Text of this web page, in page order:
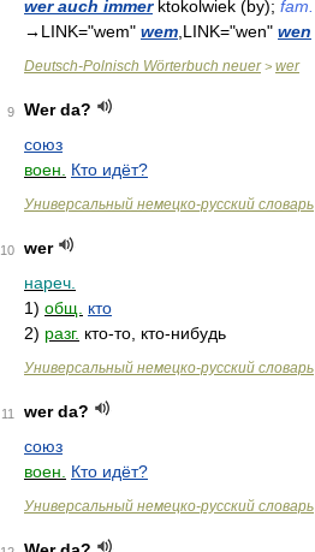
wer auch immerktokolwiek (by); fam.
→ LINK="wem" wem ,LINK="wen" wen
Deutsch-Polnisch Wörterbuch neuer> wer
9
Wer da?
союз
воен.
Кто идёт?
Универсальный немецко-русский словарь
10
wer
нареч.
1) общ.
кто
2) разг. кто-то, кто-нибудь
Универсальный немецко-русский словарь
11
wer da?
союз
воен.
Кто идёт?
Универсальный немецко-русский словарь